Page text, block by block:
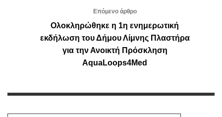
Επόμενο άρθρο
Ολοκληρώθηκε η 1η ενημερωτική
εκδήλωση του Δήμου Λίμνης Πλαστήρα
για την Ανοικτή Πρόσκληση
AquaLoops4Med